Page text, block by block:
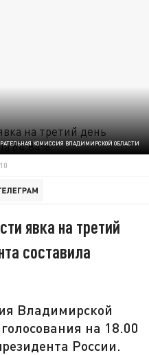
КОМИССИЯ ВЛАДИМИРСКОЙ ОБЛАСТИ
явка на третий
составила
Владимирской
на 18.00
России.